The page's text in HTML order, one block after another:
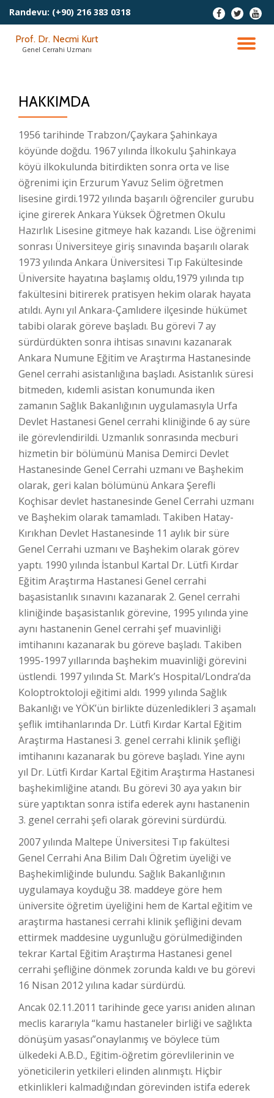
Randevu: (+90) 216 383 0318
fa-
facebook
fa-
twitter
fa-
Prof. Dr. Necmi Kurt
Genel Cerrahi Uzmanı
HAKKIMDA
1956 tarihinde Trabzon/Çaykara Şahinkaya
köyünde doğdu. 1967 yılında İlkokulu Şahinkaya
köyü ilkokulunda bitirdikten sonra orta ve lise
öğrenimi için Erzurum Yavuz Selim öğretmen
lisesine girdi.1972 yılında başarılı öğrenciler gurubu
içine girerek Ankara Yüksek Öğretmen Okulu
Hazırlık Lisesine gitmeye hak kazandı. Lise öğrenimi
sonrası Üniversiteye giriş sınavında başarılı olarak
1973 yılında Ankara Üniversitesi Tıp Fakültesinde
Üniversite hayatına başlamış oldu,1979 yılında tıp
fakültesini bitirerek pratisyen hekim olarak hayata
atıldı. Aynı yıl Ankara-Çamlıdere ilçesinde hükümet
tabibi olarak göreve başladı. Bu görevi 7 ay
sürdürdükten sonra ihtisas sınavını kazanarak
Ankara Numune Eğitim ve Araştırma Hastanesinde
Genel cerrahi asistanlığına başladı. Asistanlık süresi
bitmeden, kıdemli asistan konumunda iken
zamanın Sağlık Bakanlığının uygulamasıyla Urfa
Devlet Hastanesi Genel cerrahi kliniğinde 6 ay süre
ile görevlendirildi. Uzmanlık sonrasında mecburi
hizmetin bir bölümünü Manisa Demirci Devlet
Hastanesinde Genel Cerrahi uzmanı ve Başhekim
olarak, geri kalan bölümünü Ankara Şerefli
Koçhisar devlet hastanesinde Genel Cerrahi uzmanı
ve Başhekim olarak tamamladı. Takiben Hatay-
Kırıkhan Devlet Hastanesinde 11 aylık bir süre
Genel Cerrahi uzmanı ve Başhekim olarak görev
yaptı. 1990 yılında İstanbul Kartal Dr. Lütfi Kırdar
Eğitim Araştırma Hastanesi Genel cerrahi
başasistanlık sınavını kazanarak 2. Genel cerrahi
kliniğinde başasistanlık görevine, 1995 yılında yine
aynı hastanenin Genel cerrahi şef muavinliği
imtihanını kazanarak bu göreve başladı. Takiben
1995-1997 yıllarında başhekim muavinliği görevini
üstlendi. 1997 yılında St. Mark’s Hospital/Londra’da
Koloptroktoloji eğitimi aldı. 1999 yılında Sağlık
Bakanlığı ve YÖK’ün birlikte düzenledikleri 3 aşamalı
şeflik imtihanlarında Dr. Lütfi Kırdar Kartal Eğitim
Araştırma Hastanesi 3. genel cerrahi klinik şefliği
imtihanını kazanarak bu göreve başladı. Yine aynı
yıl Dr. Lütfi Kırdar Kartal Eğitim Araştırma Hastanesi
başhekimliğine atandı. Bu görevi 30 aya yakın bir
süre yaptıktan sonra istifa ederek aynı hastanenin
3. genel cerrahi şefi olarak görevini sürdürdü.
2007 yılında Maltepe Üniversitesi Tıp fakültesi
Genel Cerrahi Ana Bilim Dalı Öğretim üyeliği ve
Başhekimliğinde bulundu. Sağlık Bakanlığının
uygulamaya koyduğu 38. maddeye göre hem
üniversite öğretim üyeliğini hem de Kartal eğitim ve
araştırma hastanesi cerrahi klinik şefliğini devam
ettirmek maddesine uygunluğu görülmediğinden
tekrar Kartal Eğitim Araştırma Hastanesi genel
cerrahi şefliğine dönmek zorunda kaldı ve bu görevi
16 Nisan 2012 yılına kadar sürdürdü.
Ancak 02.11.2011 tarihinde gece yarısı aniden alınan
meclis kararıyla “kamu hastaneler birliği ve sağlıkta
dönüşüm yasası”onaylanmış ve böylece tüm
ülkedeki A.B.D., Eğitim-öğretim görevlilerinin ve
yöneticilerin yetkileri elinden alınmıştı. Hiçbir
etkinlikleri kalmadığından görevinden istifa ederek